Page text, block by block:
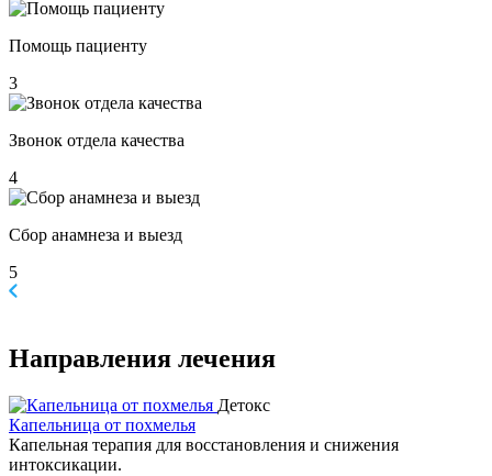
Помощь пациенту
3
Звонок отдела качества
4
Сбор анамнеза и выезд
5
Направления лечения
Детокс
Капельница от похмелья
Капельная терапия для восстановления и снижения
интоксикации.